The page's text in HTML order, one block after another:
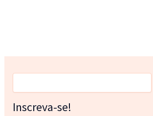
Pesquisar
Inscreva-se!